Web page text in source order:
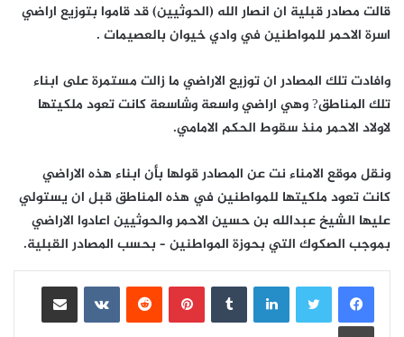
قالت مصادر قبلية ان انصار الله (الحوثيين) قد قاموا بتوزيع اراضي
اسرة الاحمر للمواطنين في وادي خيوان بالعصيمات .
وافادت تلك المصادر ان توزيع الاراضي ما زالت مستمرة على ابناء
تلك المناطق? وهي اراضي واسعة وشاسعة كانت تعود ملكيتها
لاولاد الاحمر منذ سقوط الحكم الامامي.
ونقل موقع الامناء نت عن المصادر قولها بأن ابناء هذه الاراضي
كانت تعود ملكيتها للمواطنين في هذه المناطق قبل ان يستولي
عليها الشيخ عبدالله بن حسين الاحمر والحوثيين اعادوا الاراضي
بموجب الصكوك التي بحوزة المواطنين – بحسب المصادر القبلية.
لينكدإن بينتيريست
مشاركة عبر البريد
طباعة